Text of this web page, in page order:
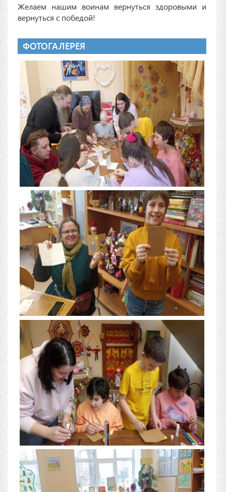
Желаем нашим воинам вернуться здоровыми и
вернуться с победой!
ФОТОГАЛЕРЕЯ